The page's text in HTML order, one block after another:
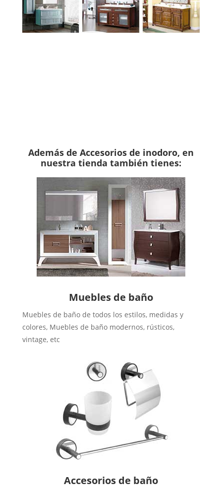
Además de Accesorios de inodoro, en
nuestra tienda también tienes:
Muebles de baño
Muebles de baño de todos los estilos, medidas y
colores, Muebles de baño modernos, rústicos,
vintage, etc
Accesorios de baño